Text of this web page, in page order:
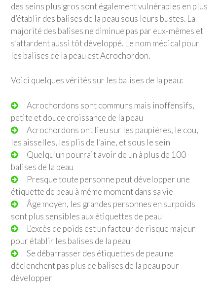
des seins plus gros sont également vulnérables en plus
d’établir des balises de la peau sous leurs bustes. La
majorité des balises ne diminue pas par eux-mêmes et
s’attardent aussi tôt développé. Le nom médical pour
les balises de la peau est Acrochordon.
Voici quelques vérités sur les balises de la peau:
Acrochordons sont communs mais inoffensifs,
petite et douce croissance de la peau
Acrochordons ont lieu sur les paupières, le cou,
les aisselles, les plis de l’aine, et sous le sein
Quelqu’un pourrait avoir de un à plus de 100
balises de la peau
Presque toute personne peut développer une
étiquette de peau à même moment dans sa vie
Âge moyen, les grandes personnes en surpoids
sont plus sensibles aux étiquettes de peau
L’excès de poids est un facteur de risque majeur
pour établir les balises de la peau
Se débarrasser des étiquettes de peau ne
déclenchent pas plus de balises de la peau pour
développer